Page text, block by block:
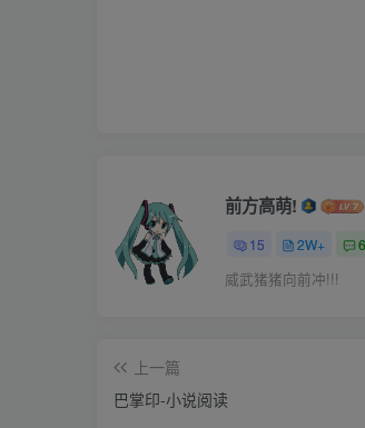
我避开他的目光，答道：“
“哦！”他淡淡地回答道。我
那丫很听他的话，乖乖地拿
他很随意地躺在床上，玩了
书吧。心痛，他的体贴，他
我觉得快要窒息了。
我把手机调到静音，给他发了
前方高萌!
15 2W+ 6
威武猪猪向前冲!!!
上一篇
巴掌印-小说阅读